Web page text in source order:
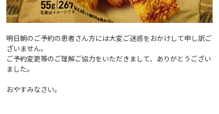
明日朝のご予約の患者さん方には大変ご迷惑をおかけして申し訳ご
ざいません。
ご予約変更等のご理解ご協力をいただきまして、ありがとうござい
ました。
おやすみなさい。